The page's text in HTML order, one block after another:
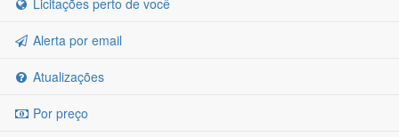
Licitações perto de você
Alerta por email
Atualizações
Por preço